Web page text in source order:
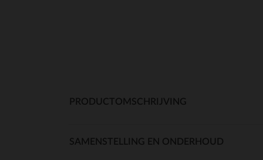
PRODUCTOMSCHRIJVING
SAMENSTELLING EN ONDERHOUD